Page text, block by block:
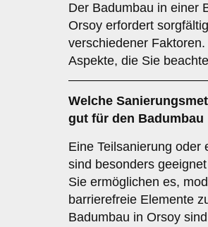
Der Badumbau in einer
Orsoy erfordert
verschiedener
Aspekte, die Sie
Welche
gut für den
Eine Teilsanierung oder
sind besonders
Sie ermöglichen es,
barrierefreie Elemente
Badumbau in Orsoy